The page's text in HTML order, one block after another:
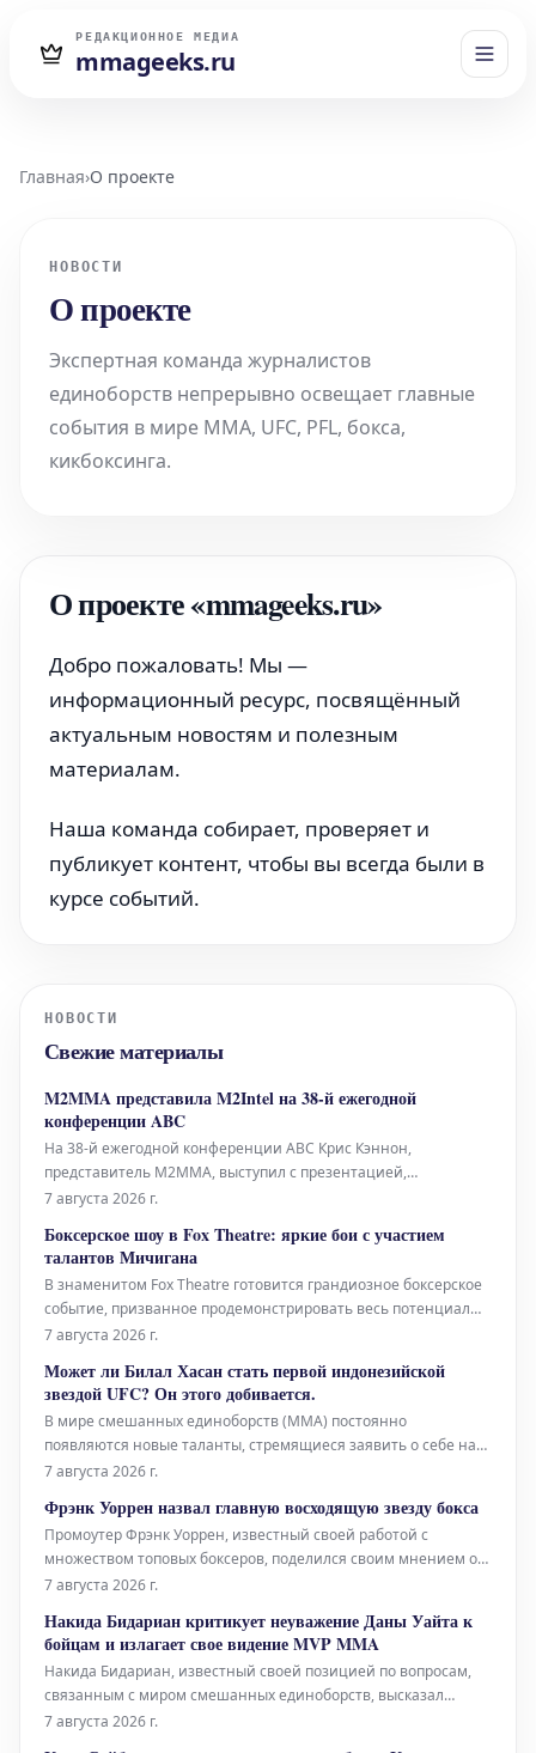
РЕДАКЦИОННОЕ МЕДИА
mmageeks.ru
Главная›О проекте
НОВОСТИ
О проекте
Экспертная команда журналистов
единоборств непрерывно освещает главные
события в мире ММА, UFC, PFL, бокса,
кикбоксинга.
О проекте «mmageeks.ru»
Добро пожаловать! Мы —
информационный ресурс, посвящённый
актуальным новостям и полезным
материалам.
Наша команда собирает, проверяет и
публикует контент, чтобы вы всегда были в
курсе событий.
НОВОСТИ
Свежие материалы
M2MMA представила M2Intel на 38-й ежегодной
конференции ABC
На 38-й ежегодной конференции ABC Крис Кэннон,
представитель M2MMA, выступил с презентацией,
посвященной революционной операционной системе
передовых разработок и их потенциального влияния на
развитие отрасли. Выступление Криса Кэннона
7 августа 2026 г.
Боксерское шоу в Fox Theatre: яркие бои с участием
талантов Мичигана
В знаменитом Fox Theatre готовится грандиозное боксерское
событие, призванное продемонстрировать весь потенциал
бойцов из штата Мичиган. Зрителей ожидают зрелищные
бокса, которые сойдутся в противостояниях, обещающих
стать знаковыми.
7 августа 2026 г.
Может ли Билал Хасан стать первой индонезийской
звездой UFC? Он этого добивается.
В мире смешанных единоборств (MMA) постоянно
появляются новые таланты, стремящиеся заявить о себе на
мировой арене. Одним из таких восходящих имен является
в историю как первая крупная звезда из Индонезии в
Абсолютном бойцовском чемпиона
7 августа 2026 г.
Фрэнк Уоррен назвал главную восходящую звезду бокса
Промоутер Фрэнк Уоррен, известный своей работой с
множеством топовых боксеров, поделился своим мнением о
том, кто является самой "горячей" восходящей звездой в
его слова заставили многих предположить, что речь идет о
юном даровании Мозе
7 августа 2026 г.
Накида Бидариан критикует неуважение Даны Уайта к
бойцам и излагает свое видение MVP MMA
Накида Бидариан, известный своей позицией по вопросам,
связанным с миром смешанных единоборств, высказал
резкую критику в адрес главы UFC Даны Уайта. По мнению
7 августа 2026 г.